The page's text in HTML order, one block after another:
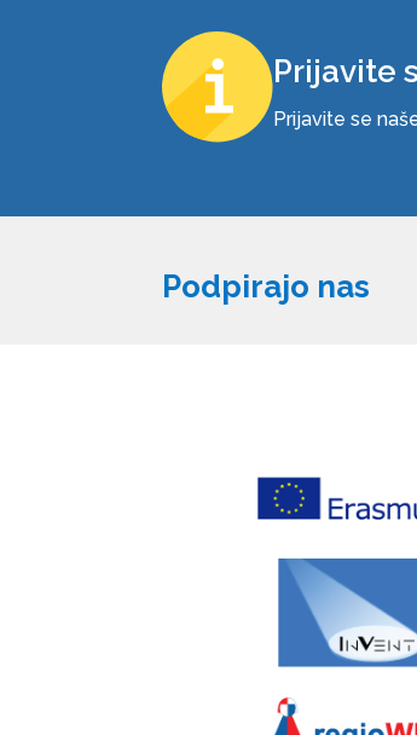
Prijavite
Prijavite se
Podpirajo nas